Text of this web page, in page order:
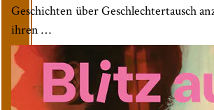
Geschichten über Geschlechtertausch
ihren …